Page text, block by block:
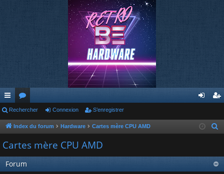
cc
ès
ra
pi
de
or
u
s
ne
on
nr
ist
re
Rechercher Connexion S’enregistrer
Index du forum Hardware Cartes mère CPU AMD
Cartes mère CPU AMD
Forum